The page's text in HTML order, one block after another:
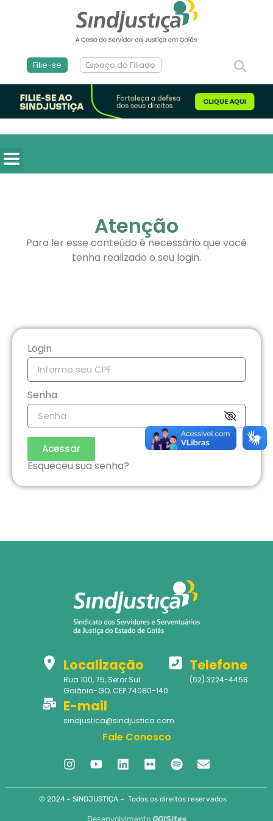
Filie-se Espaço do Filiado
Atenção
Para ler esse conteúdo é necessário que você
tenha realizado o seu login.
Login
Senha
Acessar
Esqueceu sua senha?
Localização
Rua 100, 75, Setor Sul
Goiânia-GO, CEP 74080-140
Telefone
(62) 3224-4458
E-mail
sindjustica@sindjustica.com
Fale Conosco
© 2024 – SINDJUSTIÇA – Todos os direitos reservados
Desenvolvimento GO!Sites